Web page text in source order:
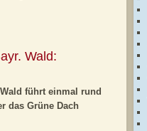
Wald:
führt einmal rund
das Grüne Dach